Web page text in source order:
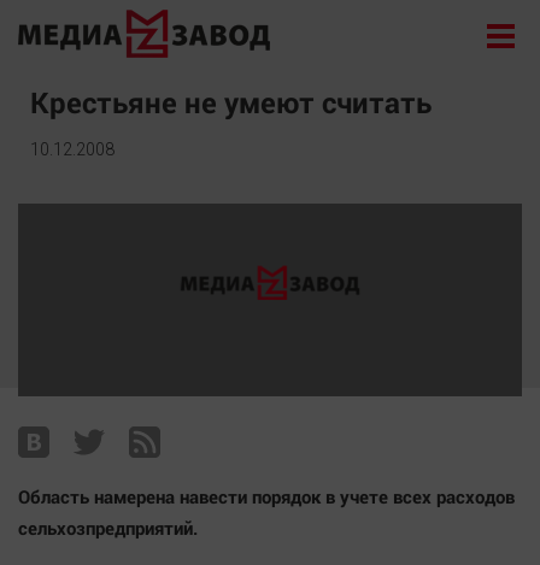
Новости
Курилка
Поиск
Архив
Крестьяне не умеют считать
10.12.2008
Область намерена навести порядок в учете всех расходов
сельхозпредприятий.